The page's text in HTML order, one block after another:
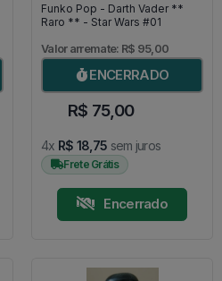
Funko Pop - Darth Vader **
Raro ** - Star Wars #01
Valor arremate: R$ 95,00
ENCERRADO
R$ 75,00
4x R$ 18,75 sem juros
Frete Grátis
Encerrado